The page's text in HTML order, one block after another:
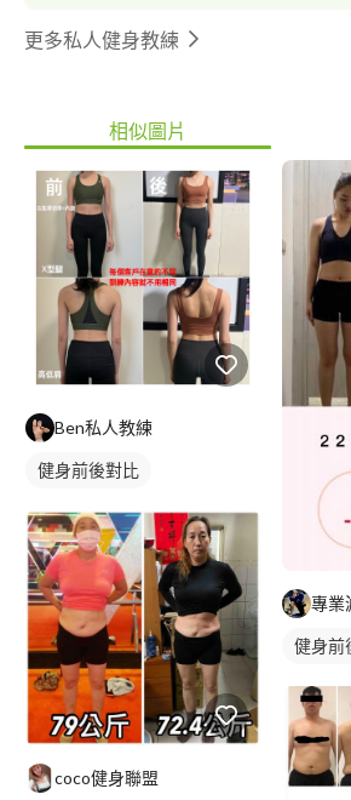
更多私人健身教練
相似圖片
Ben私人教練
健身前後對比
coco健身聯盟
健身前